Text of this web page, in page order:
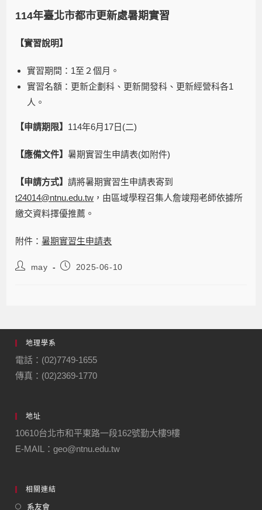
114年臺北市都市更新處暑期實習
【實習說明】
實習期間：1至２個月。
實習名額：更新企劃科、更新開發科、更新經營科各1
人。
【申請期限】 114年6月17日(二)
【應備文件】暑期實習生申請表(如附件)
【申請方式】請將暑期實習生申請表寄到
t24014@ntnu.edu.tw ，由區域學程召集人詹竣翔老師依據所
繳交資料擇優推薦。
附件：暑期實習生申請表
may 2025-06-10
地理學系
電話：(02)7749-1655
傳真：(02)2369-1770
地址
10610台北市和平東路一段162號勤大樓9樓
E-MAIL：geo@ntnu.edu.tw
相關連結
系友會